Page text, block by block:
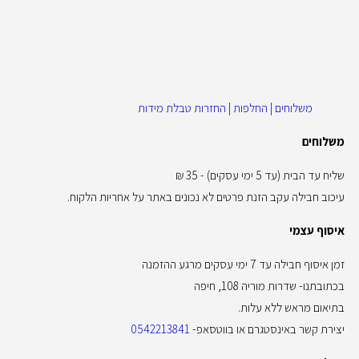
משלוחים | החלפות | החזרות טבלת מידות
משלוחים
שליח עד הבית (עד 5 ימי עסקים) - 35 ₪
עיכוב חבילה עקב הזנת פרטים לא נכונים באתר על אחריות הלקוח.
איסוף עצמי
זמן איסוף חבילה עד 7 ימי עסקים מרגע ההזמנה
בכתובתנו- שדרות מוריה 108, חיפה
בתיאום מראש ללא עלות.
יצירת קשר באינסטגרם או בווטסאפ- 0542213841